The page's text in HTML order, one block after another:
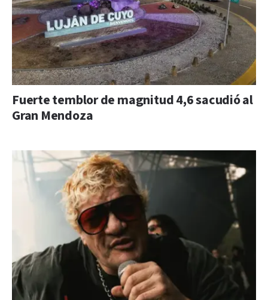
Fuerte temblor de magnitud 4,6 sacudió al
Gran Mendoza